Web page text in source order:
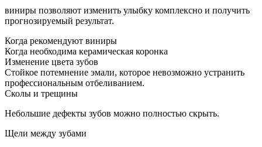
виниры позволяют изменить улыбку комплексно и получить
прогнозируемый результат.
Когда рекомендуют виниры
Когда необходима керамическая коронка
Изменение цвета зубов
Стойкое потемнение эмали, которое невозможно устранить
профессиональным отбеливанием.
Сколы и трещины
Небольшие дефекты зубов можно полностью скрыть.
Щели между зубами